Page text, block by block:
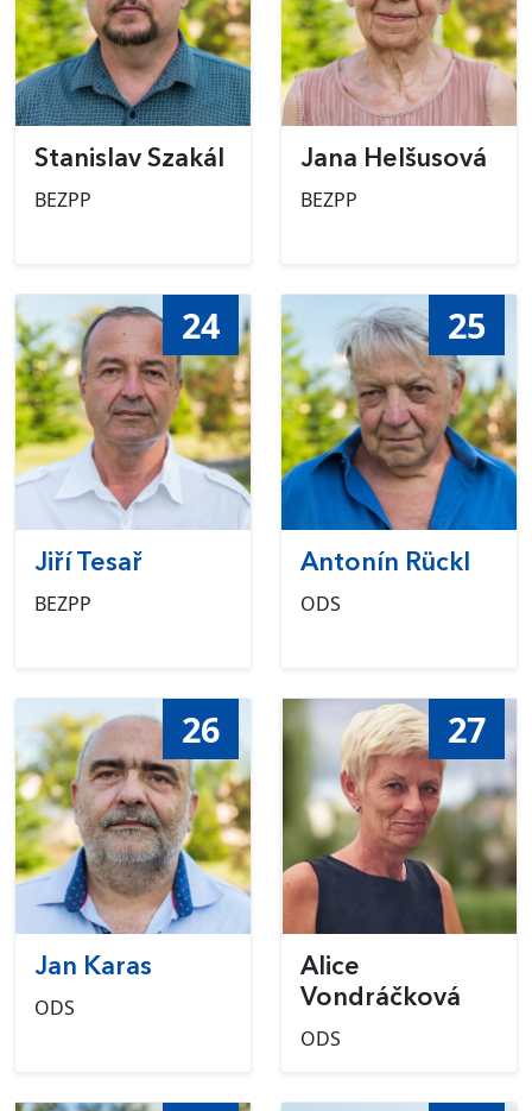
Stanislav Szakál
BEZPP
Jana Helšusová
BEZPP
24
Jiří Tesař
BEZPP
25
Antonín Rückl
ODS
26
Jan Karas
ODS
27
Alice
Vondráčková
ODS